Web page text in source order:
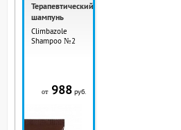
Терапевтический
шампунь
Climbazole
Shampoo №2
от988 руб.